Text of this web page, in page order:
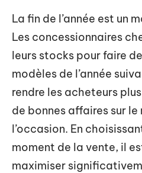
La fin de l’année est un
Les concessionnaires
leurs stocks pour faire
modèles de l’année
rendre les acheteurs
de bonnes affaires sur le
l’occasion. En
moment de la vente, il
maximiser